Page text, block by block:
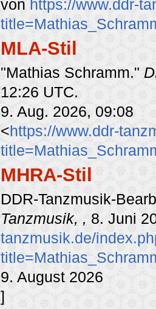
von https://www.ddr-
MLA-Stil
"Mathias Schramm."
12:26 UTC.
9. Aug. 2026, 09:08
<https://www.ddr-
MHRA-Stil
DDR-Tanzmusik-
Tanzmusik, , 8. Juni
tanzmusik.de/
9. August 2026
]